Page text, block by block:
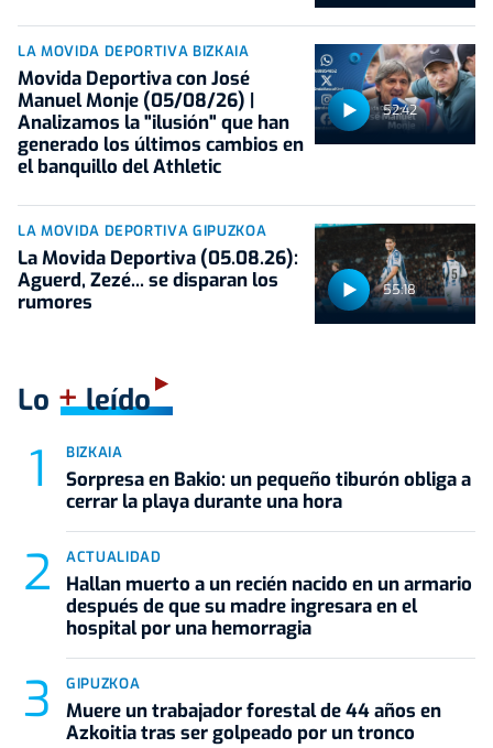
52:42
LA MOVIDA DEPORTIVA BIZKAIA
Movida Deportiva con José
Manuel Monje (05/08/26) |
Analizamos la "ilusión" que han
generado los últimos cambios en
el banquillo del Athletic
55:18
LA MOVIDA DEPORTIVA GIPUZKOA
La Movida Deportiva (05.08.26):
Aguerd, Zezé... se disparan los
rumores
Lo +leído
BIZKAIA
Sorpresa en Bakio: un pequeño tiburón obliga a
cerrar la playa durante una hora
ACTUALIDAD
Hallan muerto a un recién nacido en un armario
después de que su madre ingresara en el
hospital por una hemorragia
GIPUZKOA
Muere un trabajador forestal de 44 años en
Azkoitia tras ser golpeado por un tronco